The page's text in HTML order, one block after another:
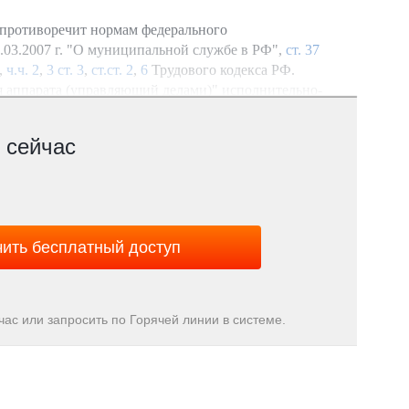
нормам федерального
г. "О муниципальной службе в РФ", ст. 37
ч.ч. 2, 3 ст. 3, ст.ст. 2, 6 Трудового кодекса РФ.
повлекло ее незаконное увольнение
суд неправильно истолковал материальный
бесплатный доступ
или запросить по Горячей линии в системе.